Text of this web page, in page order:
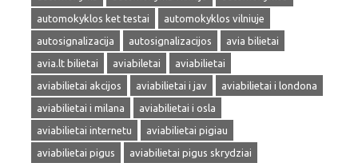
automokyklos ket testai
automokyklos vilniuje
autosignalizacija
autosignalizacijos
avia bilietai
avia.lt bilietai
aviabiletai
aviabilietai
aviabilietai akcijos
aviabilietai i jav
aviabilietai i londona
aviabilietai i milana
aviabilietai i osla
aviabilietai internetu
aviabilietai pigiau
aviabilietai pigus
aviabilietai pigus skrydziai